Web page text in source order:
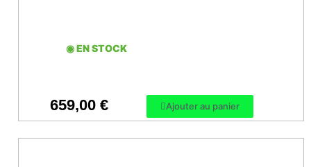
◉ EN STOCK
659,00 € Ajouter au panier